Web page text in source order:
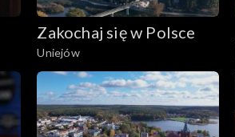
Zakochaj się w Polsce
Uniejów